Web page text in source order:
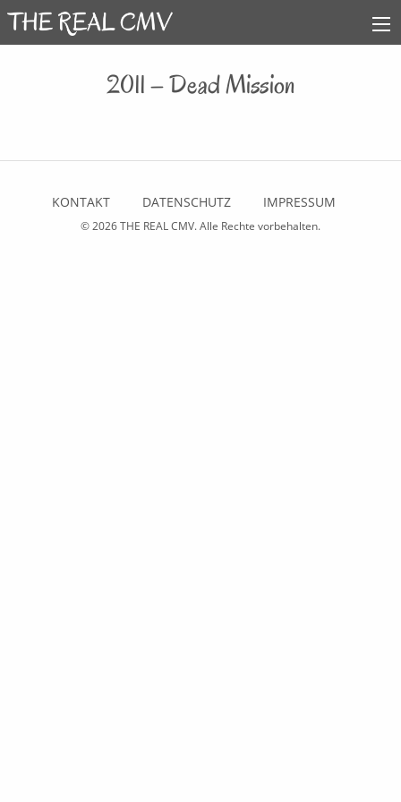
2011 – Dead Mission
KONTAKT DATENSCHUTZ IMPRESSUM
© 2026THE REAL CMV. Alle Rechte vorbehalten.